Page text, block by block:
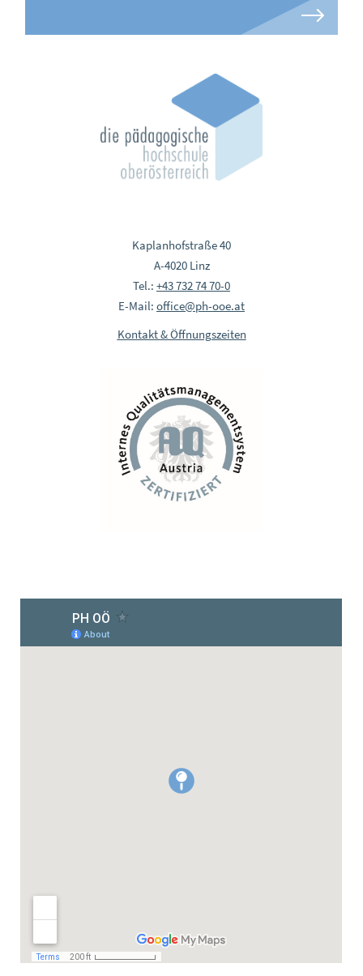
Kaplanhofstraße 40
A-4020 Linz
Tel.: +43 732 74 70-0
E-Mail: office@ph-ooe.at
Kontakt & Öffnungszeiten